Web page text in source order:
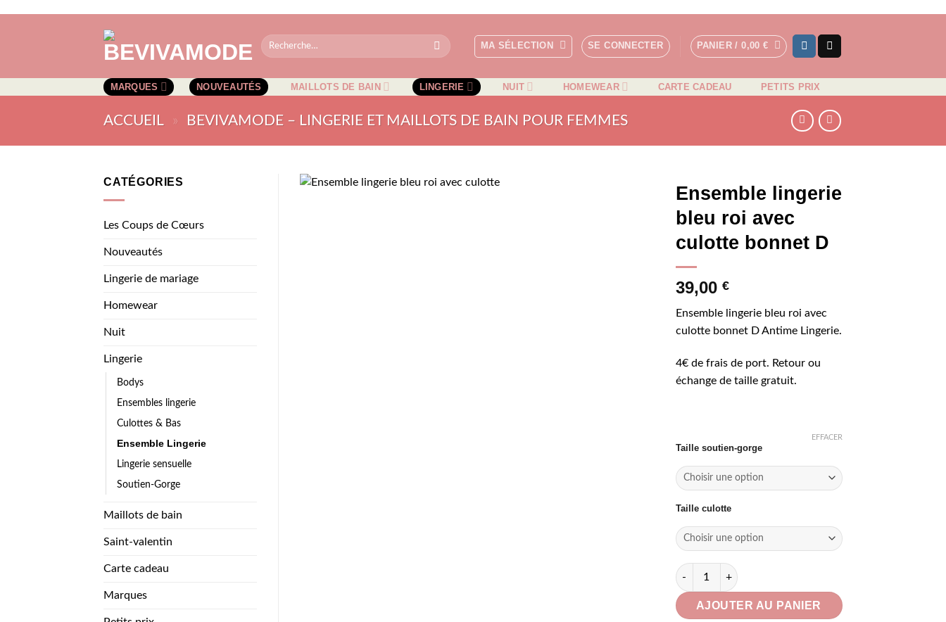
Recherche
pour :
MA SÉLECTION SE CONNECTER PANIER /0,00€
MARQUES NOUVEAUTÉS MAILLOTS DE BAIN LINGERIE NUIT HOMEWEAR CARTE CADEAU PETITS PRIX
ACCUEIL » BEVIVAMODE – LINGERIE ET MAILLOTS DE BAIN POUR FEMMES
CATÉGORIES
Les Coups de Cœurs
Nouveautés
Lingerie de mariage
Homewear
Nuit
Lingerie
Bodys
Ensembles lingerie
Culottes & Bas
Ensemble Lingerie
Lingerie sensuelle
Soutien-Gorge
Maillots de bain
Saint-valentin
Carte cadeau
Marques
Ensemble lingerie
bleu roi avec
culotte bonnet D
39,00 €
Ensemble lingerie bleu roi avec
culotte bonnet D Antime Lingerie.
4€ de frais de port. Retour ou
échange de taille gratuit.
Taille soutien-gorge
Taille culotte
EFFACER
quantité de Ensemble lingerie bleu roi avec culotte
AJOUTER AU PANIER